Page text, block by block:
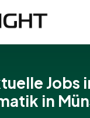
Jobs
in